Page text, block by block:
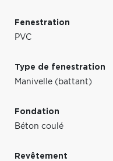
Fenestration
PVC
Type de fenestration
Manivelle (battant)
Fondation
Béton coulé
Revêtement